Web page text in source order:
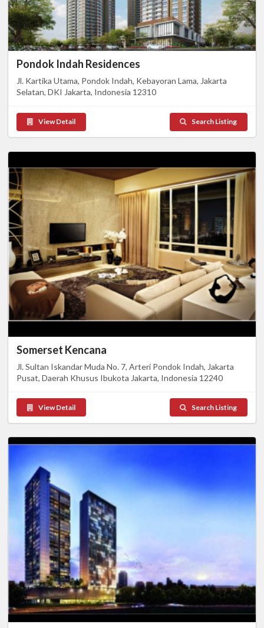
Pondok Indah Residences
Jl. Kartika Utama, Pondok Indah, Kebayoran Lama, Jakarta
Selatan, DKI Jakarta, Indonesia 12310
View Detail Search Listing
Somerset Kencana
Jl. Sultan Iskandar Muda No. 7, Arteri Pondok Indah, Jakarta
Pusat, Daerah Khusus Ibukota Jakarta, Indonesia 12240
View Detail Search Listing